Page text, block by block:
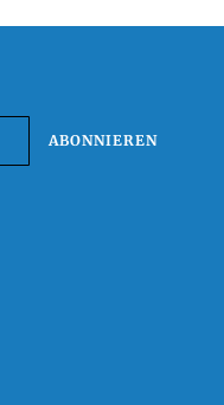
ABONNIEREN